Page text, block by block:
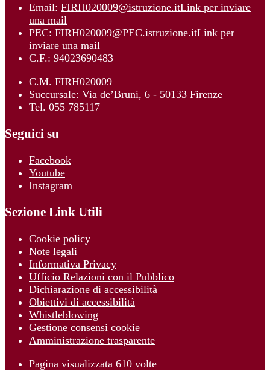
Email: FIRH020009@istruzione.itLink per inviare
una mail
PEC: FIRH020009@PEC.istruzione.itLink per
inviare una mail
C.F.: 94023690483
C.M. FIRH020009
Succursale: Via de’Bruni, 6 - 50133 Firenze
Tel. 055 785117
Seguici su
Facebook
Youtube
Instagram
Sezione Link Utili
Cookie policy
Note legali
Informativa Privacy
Ufficio Relazioni con il Pubblico
Dichiarazione di accessibilità
Obiettivi di accessibilità
Whistleblowing
Gestione consensi cookie
Amministrazione trasparente
Pagina visualizzata 610 volte